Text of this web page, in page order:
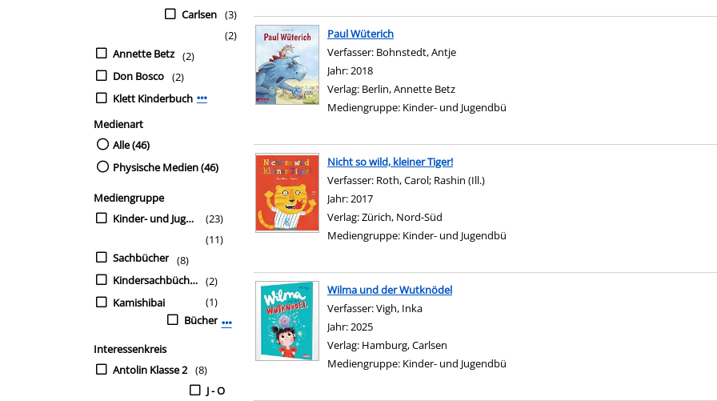
Carlsen (3)
Annette Betz
(2)
Don Bosco
(2)
Klett Kinderbuch
(2)
Mehr Verlag-Filter anzeigen
Medienart
Alle (46)
Physische Medien (46)
Mediengruppe
Kinder- und Jugendbü
(23)
Sachbücher
(11)
Kindersachbücher
(8)
Kamishibai
(2)
Bücher
(1)
Mehr Mediengruppe-Filter anzeigen
Interessenkreis
Antolin Klasse 2 (8)
J - O
Paul Wüterich
Verfasser: Bohnstedt, Antje
Jahr:2018
Verlag: Berlin, Annette Betz
Mediengruppe: Kinder- und Jugendbü
Nicht so wild, kleiner Tiger!
Verfasser: Roth, Carol; Rashin (Ill.)
Jahr:2017
Verlag:Zürich, Nord-Süd
Mediengruppe: Kinder- und Jugendbü
Wilma und der Wutknödel
Verfasser:Vigh, Inka
Jahr:2025
Verlag: Hamburg, Carlsen
Mediengruppe: Kinder- und Jugendbü